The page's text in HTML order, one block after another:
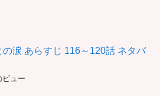
の涙 あらすじ 116～120話 ネタバ
ビュー